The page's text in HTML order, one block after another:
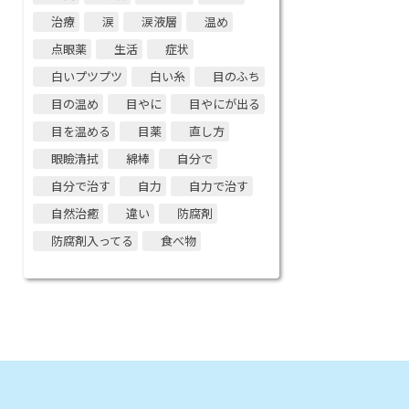
治療
涙 涙液層
温め
点眼薬
生活
症状
白いプツプツ
白い糸
目のふち
目の温め
目やに
目やにが出る
目を温める
目薬
直し方
眼瞼清拭
綿棒
自分で
自分で治す
自力
自力で治す
自然治癒
違い
防腐剤
防腐剤入ってる
食べ物